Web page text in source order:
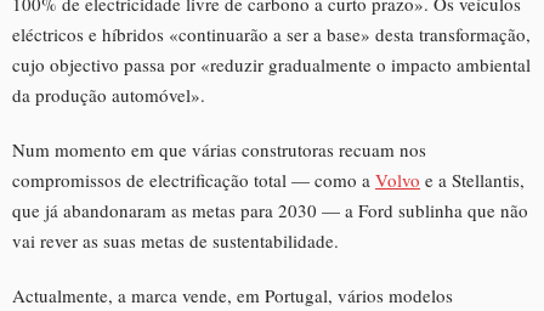
eléctricos e híbridos «continuarão a ser a base» desta transformação,
cujo objectivo passa por «reduzir gradualmente o impacto ambiental
da produção automóvel».
Num momento em que várias construtoras recuam nos
compromissos de electrificação total — como a Volvo e a Stellantis,
que já abandonaram as metas para 2030 — a Ford sublinha que não
vai rever as suas metas de sustentabilidade.
Actualmente, a marca vende, em Portugal, vários modelos